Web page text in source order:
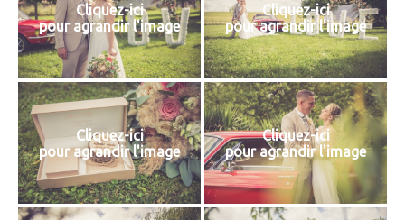
Cliquez-ici
pour agrandir l'image
Cliquez-ici
pour agrandir l'image
Cliquez-ici
pour agrandir l'image
Cliquez-ici
pour agrandir l'image